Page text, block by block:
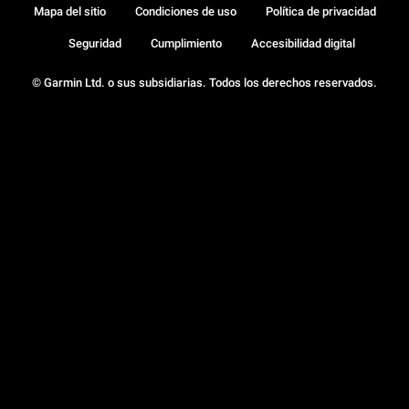
© Garmin Ltd. o sus subsidiarias. Todos los derechos reservados.
Mapa del sitio Condiciones de uso Política de privacidad
Seguridad Cumplimiento Accesibilidad digital